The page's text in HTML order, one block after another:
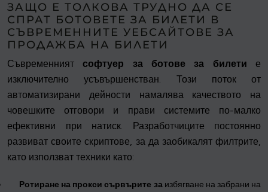
ЗАЩО Е ТОЛКОВА ТРУДНО ДА СЕ
СПРАТ БОТОВЕТЕ ЗА БИЛЕТИ В
СЪВРЕМЕННИТЕ УЕБСАЙТОВЕ ЗА
ПРОДАЖБА НА БИЛЕТИ
Съвременниятсофтуер за ботове за билети е
изключително усъвършенстван. Този поток от
автоматизирани дейности намалява качеството на
човешките отговори и прави системите по-малко
ефективни при натиск. Разработчиците постоянно
развиват своите скриптове, за да заобикалят филтрите,
като използват техники като:
Ротиране на прокси сървърите заизбягване на забрани на